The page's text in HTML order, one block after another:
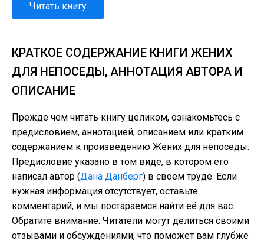
Читать книгу
КРАТКОЕ СОДЕРЖАНИЕ КНИГИ ЖЕНИХ
ДЛЯ НЕПОСЕДЫ, АННОТАЦИЯ АВТОРА И
ОПИСАНИЕ
Прежде чем читать книгу целиком, ознакомьтесь с
предисловием, аннотацией, описанием или кратким
содержанием к произведению Жених для непоседы.
Предисловие указано в том виде, в котором его
написал автор (Дана Данберг) в своем труде. Если
нужная информация отсутствует, оставьте
комментарий, и мы постараемся найти её для вас.
Обратите внимание: Читатели могут делиться своими
отзывами и обсуждениями, что поможет вам глубже